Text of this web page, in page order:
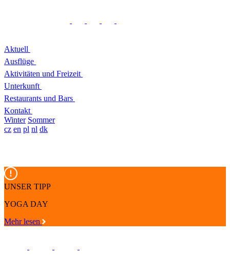
Aktuell
Ausflüge
Aktivitäten und Freizeit
Unterkunft
Restaurants und Bars
Kontakt
Winter Sommer
cz en pl nl dk
UNSER TIPP
YOGA DAY
Mehr lesen